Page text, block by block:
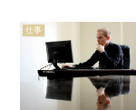
仕事